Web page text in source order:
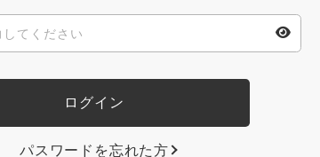
パスワードを忘れた方